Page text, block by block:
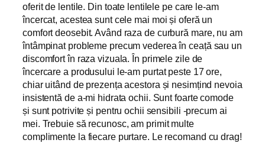
oferit de lentile. Din toate lentilele pe care le-am
încercat, acestea sunt cele mai moi și oferă un
comfort deosebit. Având raza de curbură mare, nu am
întâmpinat probleme precum vederea în ceață sau un
discomfort în raza vizuala. În primele zile de
încercare a produsului le-am purtat peste 17 ore,
chiar uitând de prezența acestora și nesimțind nevoia
insistentă de a-mi hidrata ochii. Sunt foarte comode
și sunt potrivite și pentru ochii sensibili -precum ai
mei. Trebuie să recunosc, am primit multe
complimente la fiecare purtare. Le recomand cu drag!